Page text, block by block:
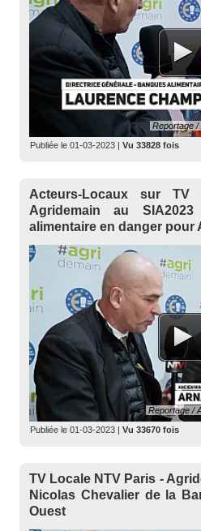
Reportage /
Publiée le 01-03-2023 Vu 33828 fois
Acteurs-Locaux sur
Agridemain au
alimentaire en danger pour
Reportage /
Publiée le 01-03-2023 | Vu 33670 fois
TV Locale NTV Paris -
Nicolas Chevalier de la
Ouest